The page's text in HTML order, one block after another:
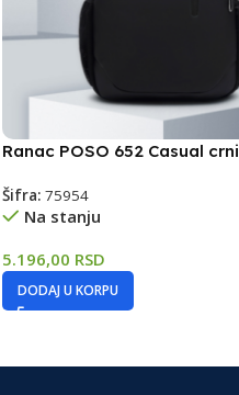
Ranac POSO 652 Casual crni
Šifra:75954
Na stanju
5.196,00 RSD
DODAJ U KORPU